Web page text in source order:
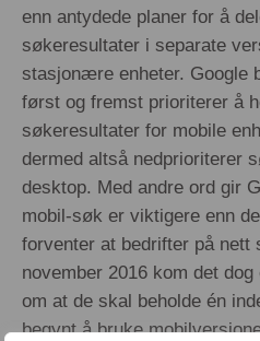
enn antydede planer for å
søkeresultater i separate
stasjonære enheter. Google
først og fremst prioriterer å
søkeresultater for mobile
dermed altså nedprioriterer
desktop. Med andre ord gir
mobil-søk er viktigere enn
forventer at bedrifter på nett
november 2016 kom det
om at de skal beholde én
begynt å bruke